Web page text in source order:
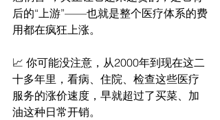
后的“上游”——也就是整个医疗体系的费
用都在疯狂上涨。
📈 你可能没注意，从2000年到现在这二
十多年里，看病、住院、检查这些医疗
服务的涨价速度，早就超过了买菜、加
油这种日常开销。